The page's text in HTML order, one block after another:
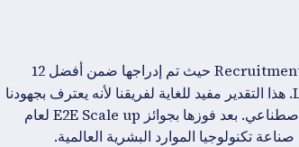
إنها لحظة فخر وإنجاز كبيرين لشركة Recruitment Smart حيث تم إدراجها ضمن أفضل 12
متأهلاً للتصفيات النهائية في مسابقة LBS MENA Startup Competition 2022. هذا التقدير مفيد للغاية لفريقنا لأنه يعترف بجهودنا
لنقل صناعة التوظيف إلى المستقبل من خلال توظيف أقوى التقنيات - الذكاء الاصطناعي. بعد فوزها بجوائز E2E Scale up لعام